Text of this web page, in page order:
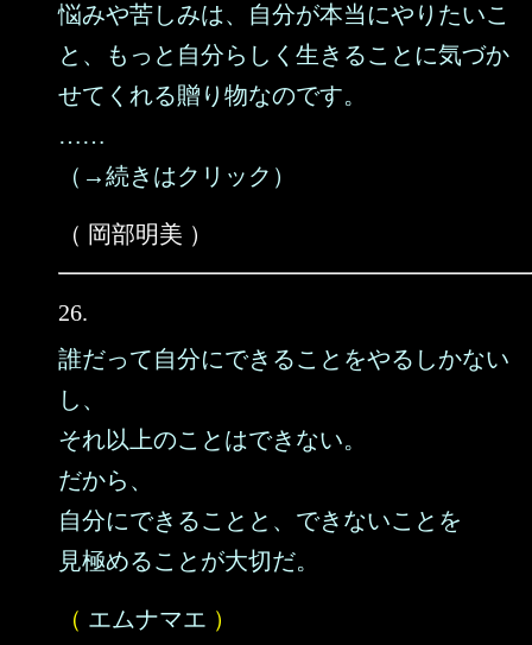
悩みや苦しみは、自分が本当にやりたいこ
と、もっと自分らしく生きることに気づか
せてくれる贈り物なのです。
……
（→続きはクリック）
（ 岡部明美 ）
26.
誰だって自分にできることをやるしかない
し、
それ以上のことはできない。
だから、
自分にできることと、できないことを
見極めることが大切だ。
（ エムナマエ ）